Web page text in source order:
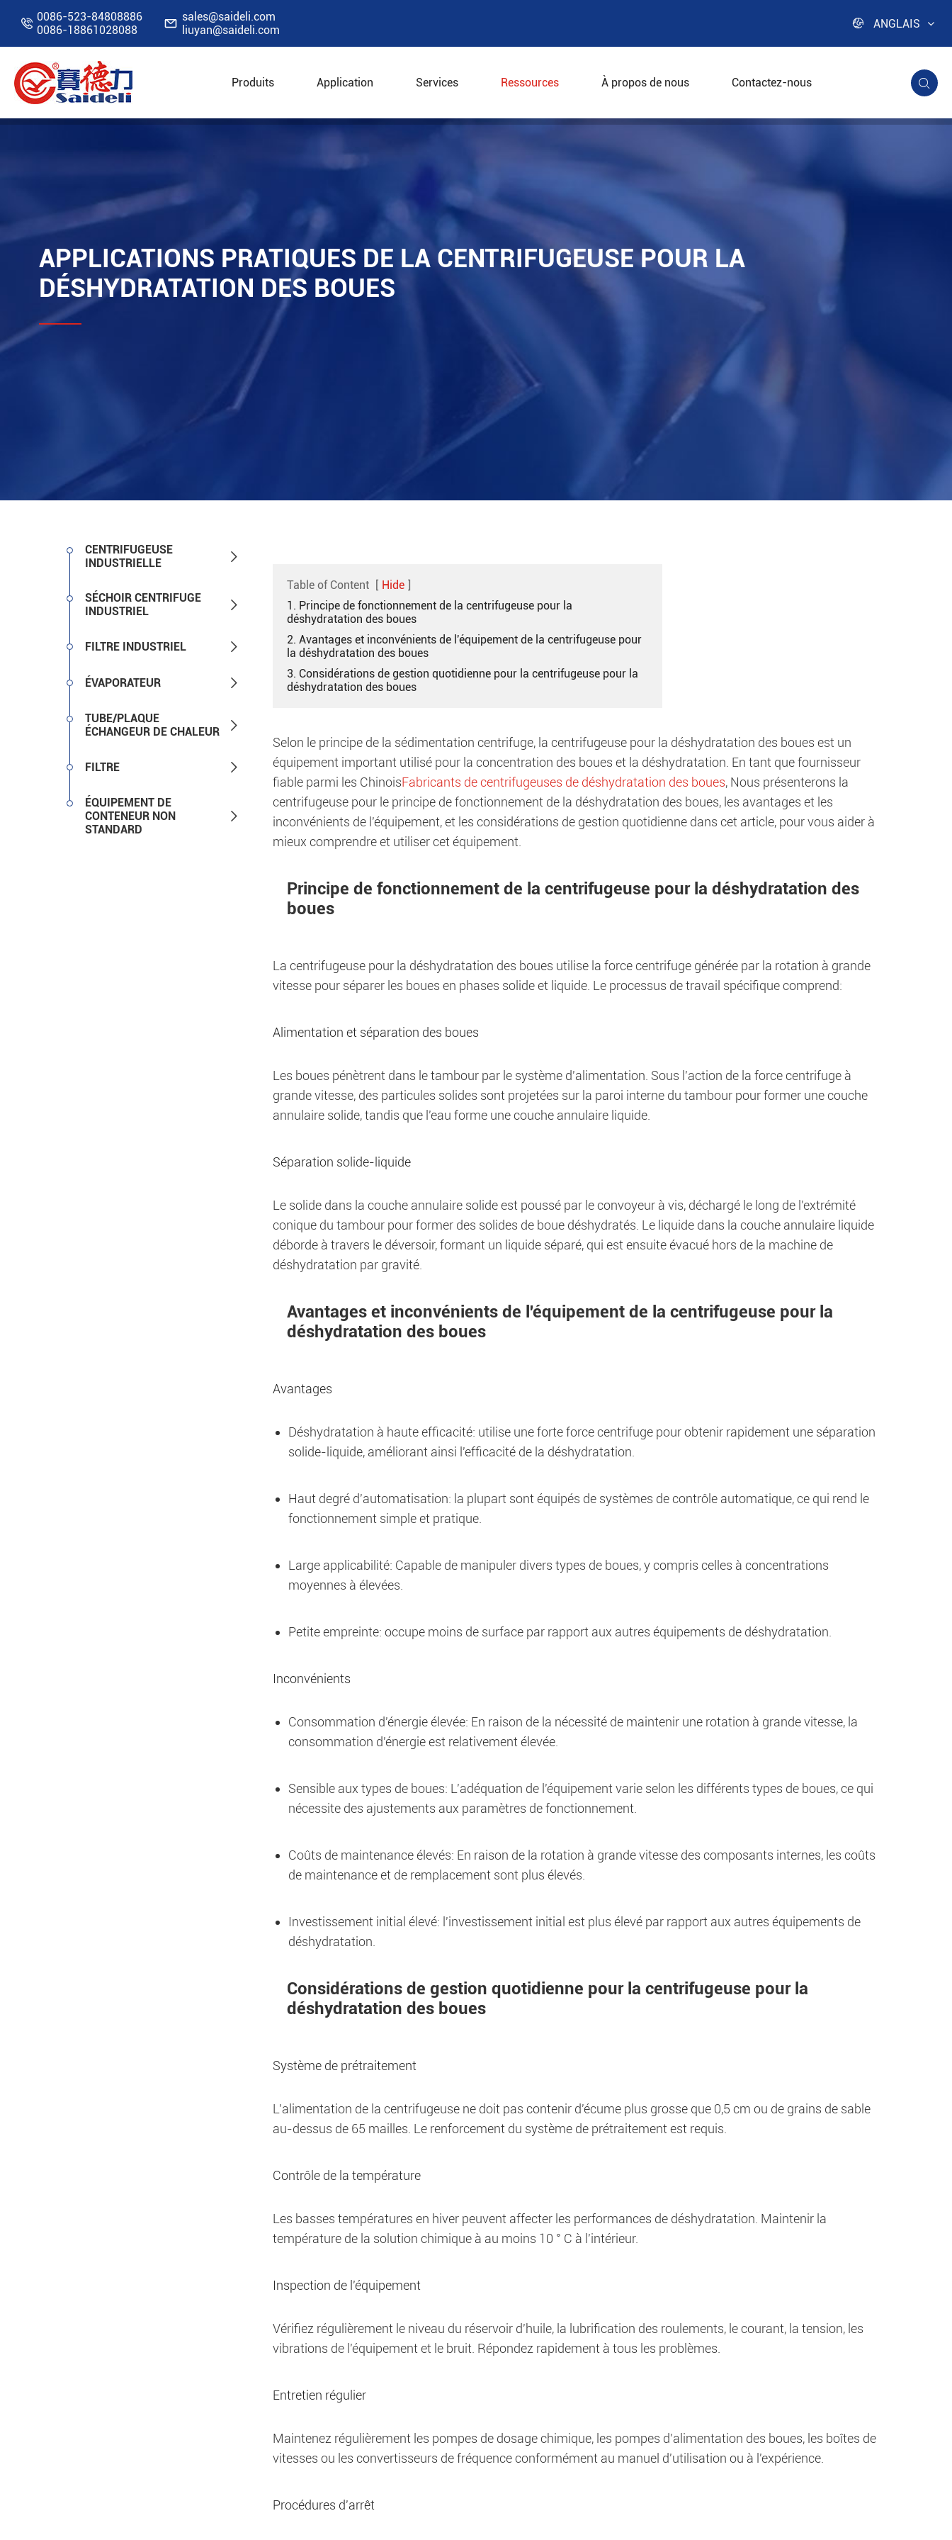
 0086-523-84808886
0086-18861028088
 sales@saideli.com
liuyan@saideli.com
 ANGLAIS
Produits Application Services Ressources À propos de nous Contactez-nous 
Accueil Ressources
APPLICATIONS PRATIQUES DE LA CENTRIFUGEUSE POUR LA
DÉSHYDRATATION DES BOUES
CENTRIFUGEUSE
INDUSTRIELLE

SÉCHOIR CENTRIFUGE
INDUSTRIEL

FILTRE INDUSTRIEL 
ÉVAPORATEUR 
TUBE/PLAQUE
ÉCHANGEUR DE CHALEUR

FILTRE 
ÉQUIPEMENT DE
CONTENEUR NON
STANDARD

Table of Content [ Hide ]
1. Principe de fonctionnement de la centrifugeuse pour la
déshydratation des boues
2. Avantages et inconvénients de l'équipement de la centrifugeuse pour
la déshydratation des boues
3. Considérations de gestion quotidienne pour la centrifugeuse pour la
déshydratation des boues
Selon le principe de la sédimentation centrifuge, la centrifugeuse pour la déshydratation des boues est un
équipement important utilisé pour la concentration des boues et la déshydratation. En tant que fournisseur
fiable parmi les ChinoisFabricants de centrifugeuses de déshydratation des boues, Nous présenterons la
centrifugeuse pour le principe de fonctionnement de la déshydratation des boues, les avantages et les
inconvénients de l'équipement, et les considérations de gestion quotidienne dans cet article, pour vous aider à
mieux comprendre et utiliser cet équipement.
Principe de fonctionnement de la centrifugeuse pour la déshydratation des
boues
La centrifugeuse pour la déshydratation des boues utilise la force centrifuge générée par la rotation à grande
vitesse pour séparer les boues en phases solide et liquide. Le processus de travail spécifique comprend:
Alimentation et séparation des boues
Les boues pénètrent dans le tambour par le système d'alimentation. Sous l'action de la force centrifuge à
grande vitesse, des particules solides sont projetées sur la paroi interne du tambour pour former une couche
annulaire solide, tandis que l'eau forme une couche annulaire liquide.
Séparation solide-liquide
Le solide dans la couche annulaire solide est poussé par le convoyeur à vis, déchargé le long de l'extrémité
conique du tambour pour former des solides de boue déshydratés. Le liquide dans la couche annulaire liquide
déborde à travers le déversoir, formant un liquide séparé, qui est ensuite évacué hors de la machine de
déshydratation par gravité.
Avantages et inconvénients de l'équipement de la centrifugeuse pour la
déshydratation des boues
Avantages
Déshydratation à haute efficacité: utilise une forte force centrifuge pour obtenir rapidement une séparation
solide-liquide, améliorant ainsi l'efficacité de la déshydratation.
Haut degré d'automatisation: la plupart sont équipés de systèmes de contrôle automatique, ce qui rend le
fonctionnement simple et pratique.
Large applicabilité: Capable de manipuler divers types de boues, y compris celles à concentrations
moyennes à élevées.
Petite empreinte: occupe moins de surface par rapport aux autres équipements de déshydratation.
Inconvénients
Consommation d'énergie élevée: En raison de la nécessité de maintenir une rotation à grande vitesse, la
consommation d'énergie est relativement élevée.
Sensible aux types de boues: L'adéquation de l'équipement varie selon les différents types de boues, ce qui
nécessite des ajustements aux paramètres de fonctionnement.
Coûts de maintenance élevés: En raison de la rotation à grande vitesse des composants internes, les coûts
de maintenance et de remplacement sont plus élevés.
Investissement initial élevé: l'investissement initial est plus élevé par rapport aux autres équipements de
déshydratation.
Considérations de gestion quotidienne pour la centrifugeuse pour la
déshydratation des boues
Système de prétraitement
L'alimentation de la centrifugeuse ne doit pas contenir d'écume plus grosse que 0,5 cm ou de grains de sable
au-dessus de 65 mailles. Le renforcement du système de prétraitement est requis.
Contrôle de la température
Les basses températures en hiver peuvent affecter les performances de déshydratation. Maintenir la
température de la solution chimique à au moins 10 ° C à l'intérieur.
Inspection de l'équipement
Vérifiez régulièrement le niveau du réservoir d'huile, la lubrification des roulements, le courant, la tension, les
vibrations de l'équipement et le bruit. Répondez rapidement à tous les problèmes.
Entretien régulier
Maintenez régulièrement les pompes de dosage chimique, les pompes d'alimentation des boues, les boîtes de
vitesses ou les convertisseurs de fréquence conformément au manuel d'utilisation ou à l'expérience.
Procédures d'arrêt